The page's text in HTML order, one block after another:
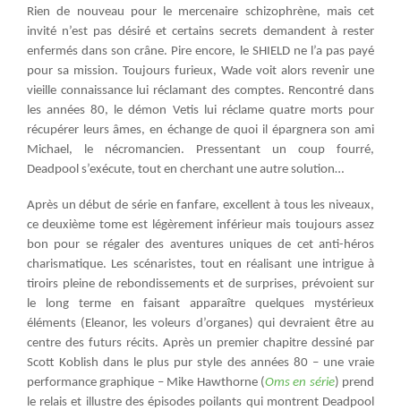
Rien de nouveau pour le mercenaire schizophrène, mais cet
invité n’est pas désiré et certains secrets demandent à rester
enfermés dans son crâne. Pire encore, le SHIELD ne l’a pas payé
pour sa mission. Toujours furieux, Wade voit alors revenir une
vieille connaissance lui réclamant des comptes. Rencontré dans
les années 80, le démon Vetis lui réclame quatre morts pour
récupérer leurs âmes, en échange de quoi il épargnera son ami
Michael, le nécromancien. Pressentant un coup fourré,
Deadpool s’exécute, tout en cherchant une autre solution…
Après un début de série en fanfare, excellent à tous les niveaux,
ce deuxième tome est légèrement inférieur mais toujours assez
bon pour se régaler des aventures uniques de cet anti-héros
charismatique. Les scénaristes, tout en réalisant une intrigue à
tiroirs pleine de rebondissements et de surprises, prévoient sur
le long terme en faisant apparaître quelques mystérieux
éléments (Eleanor, les voleurs d’organes) qui devraient être au
centre des futurs récits. Après un premier chapitre dessiné par
Scott Koblish dans le plus pur style des années 80 – une vraie
performance graphique – Mike Hawthorne (Oms en série) prend
le relais et illustre des épisodes poilants qui montrent Deadpool